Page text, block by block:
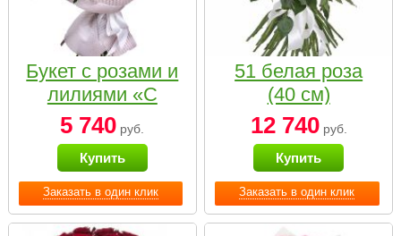
Заказать в один клик
Букет с розами и
лилиями «С
наилучшими
пожеланиями»
5 740 руб.
Купить
Заказать в один клик
51 белая роза
(40 см)
12 740руб.
Купить